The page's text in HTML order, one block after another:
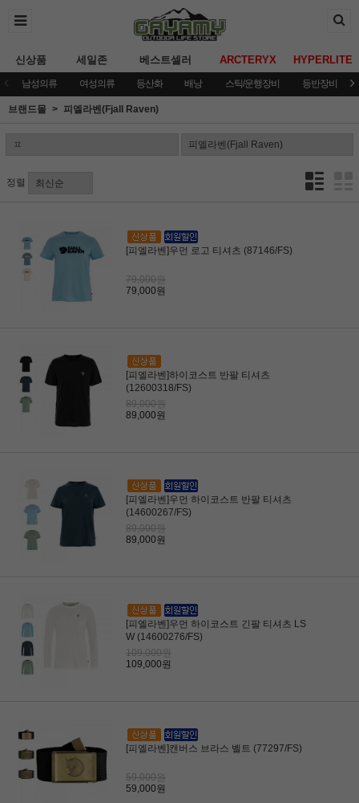
신상품 세일존 베스트셀러 ARCTERYX HYPERLITE
남성의류 여성의류 등산화 배낭 스틱/운행장비 등반장비
브랜드몰 피엘라벤(Fjall Raven)
정렬
[피엘라벤]우먼 로고 티셔츠 (87146/FS)
79,000원
79,000원
[피엘라벤]하이코스트 반팔 티셔츠
(12600318/FS)
89,000원
89,000원
[피엘라벤]우먼 하이코스트 반팔 티셔츠
(14600267/FS)
89,000원
89,000원
[피엘라벤]우먼 하이코스트 긴팔 티셔츠 LS
W (14600276/FS)
109,000원
109,000원
[피엘라벤]캔버스 브라스 벨트 (77297/FS)
59,000원
59,000원